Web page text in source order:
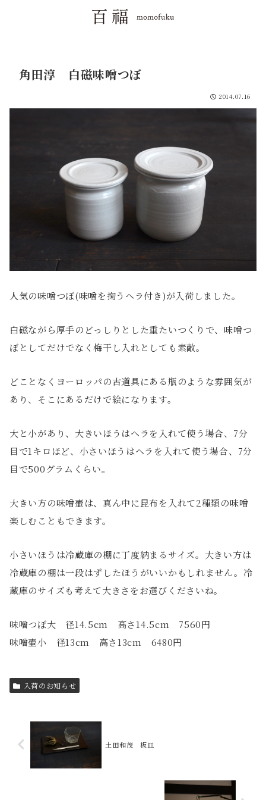
角田淳 白磁味噌つぼ
2014.07.16
人気の味噌つぼ(味噌を掬うヘラ付き)が入荷しました。
白磁ながら厚手のどっしりとした重たいつくりで、味噌つ
ぼとしてだけでなく梅干し入れとしても素敵。
どことなくヨーロッパの古道具にある瓶のような雰囲気が
あり、そこにあるだけで絵になります。
大と小があり、大きいほうはヘラを入れて使う場合、7分
目で1キロほど、小さいほうはヘラを入れて使う場合、7分
目で500グラムくらい。
大きい方の味噌壷は、真ん中に昆布を入れて2種類の味噌
楽しむこともできます。
小さいほうは冷蔵庫の棚に丁度納まるサイズ。大きい方は
冷蔵庫の棚は一段はずしたほうがいいかもしれません。冷
蔵庫のサイズも考えて大きさをお選びくださいね。
味噌つぼ大 径14.5cm 高さ14.5cm 7560円
味噌壷小 径13cm 高さ13cm 6480円
入荷のお知らせ
土田和茂 板皿